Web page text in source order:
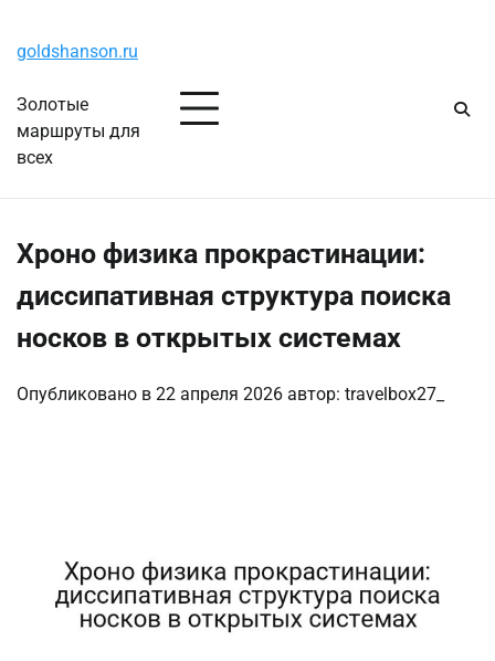
содержимому
goldshanson.ru
Золотые
маршруты для
всех
Хроно физика прокрастинации:
диссипативная структура поиска
носков в открытых системах
Опубликовано в 22 апреля 2026 автор: travelbox27_